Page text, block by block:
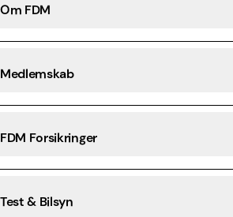
Om FDM
Medlemskab
FDM Forsikringer
Test & Bilsyn